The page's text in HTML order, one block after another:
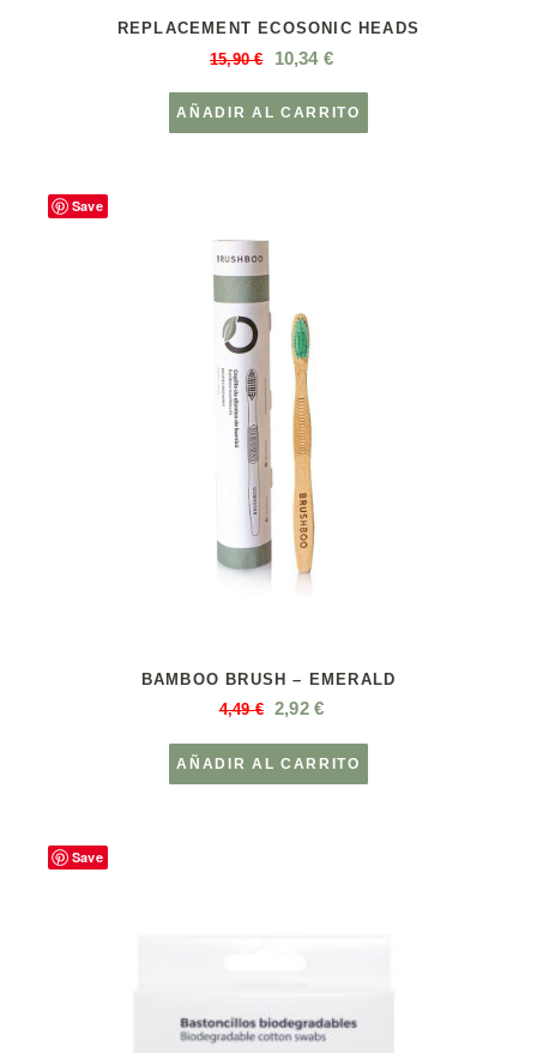
REPLACEMENT ECOSONIC HEADS
15,90€ 10,34 €
AÑADIR AL CARRITO
Save
BAMBOO BRUSH – EMERALD
4,49€ 2,92€
AÑADIR AL CARRITO
Save